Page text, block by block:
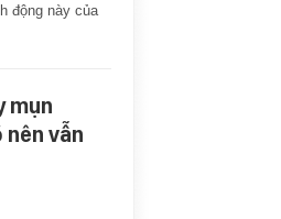
động này của
mụn
vẫn